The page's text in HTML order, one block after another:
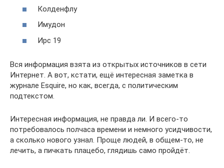
Колденфлу
Имудон
Ирс 19
Вся информация взята из открытых источников в сети
Интернет. А вот, кстати, ещё интересная заметка в
журнале Esquire, но как, всегда, с политическим
подтекстом.
Интересная информация, не правда ли. И всего-то
потребовалось полчаса времени и немного усидчивости,
а сколько нового узнал. Проще людей, в общем-то, не
лечить, а пичкать плацебо, глядишь само пройдёт.